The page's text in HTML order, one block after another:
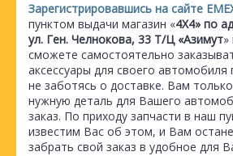
Зарегистрировавшись на сайте
пунктом выдачи магазин «4Х4» по
ул. Ген. Челнокова, 33 Т/Ц «Азимут
сможете самостоятельно
аксессуары для своего автомобиля
не заботясь о доставке. Вам
нужную деталь для Вашего
заказ. По приходу запчасти в наш
известим Вас об этом, и Вам
забрать свой заказ в удобное для